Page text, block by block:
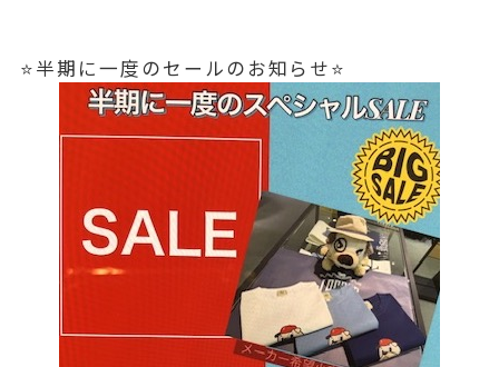
⭐️半期に一度のセールのお知らせ⭐️